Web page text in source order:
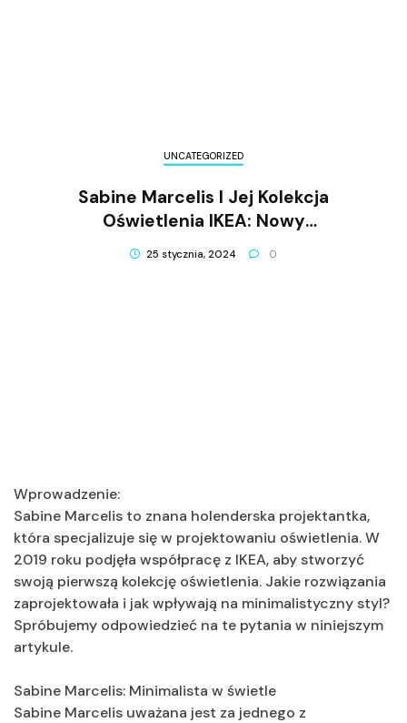
UNCATEGORIZED
Sabine Marcelis I Jej Kolekcja
Oświetlenia IKEA: Nowy
Wymiar W Minimalistycznym
25 stycznia, 2024 0
Wprowadzenie:
Sabine Marcelis to znana holenderska projektantka,
która specjalizuje się w projektowaniu oświetlenia. W
2019 roku podjęła współpracę z IKEA, aby stworzyć
swoją pierwszą kolekcję oświetlenia. Jakie rozwiązania
zaprojektowała i jak wpływają na minimalistyczny styl?
Spróbujemy odpowiedzieć na te pytania w niniejszym
artykule.
Sabine Marcelis: Minimalista w świetle
Sabine Marcelis uważana jest za jednego z